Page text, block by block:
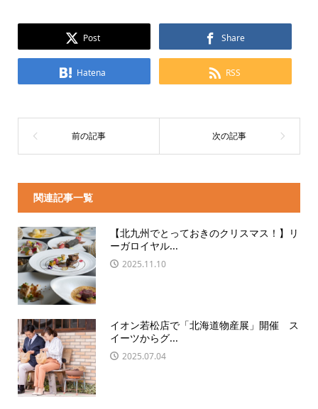
Post Share
Hatena RSS
関連記事一覧
【北九州でとっておきのクリスマス！】リ
ーガロイヤル...
2025.11.10
イオン若松店で「北海道物産展」開催 ス
イーツからグ...
2025.07.04